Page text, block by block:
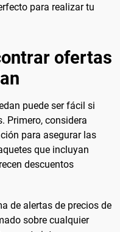
para realizar tu
ofertas
puede ser fácil si
Primero, considera
para asegurar las
que incluyan
descuentos
de alertas de precios de
sobre cualquier